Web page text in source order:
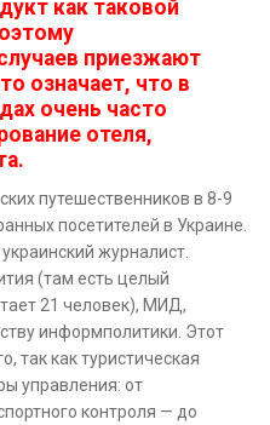
как таковой
приезжают
означает, что в
очень часто
отеля,
путешественников в 8-9
посетителей в Украине.
журналист.
(там есть целый
21 человек), МИД,
информполитики. Этот
так как туристическая
управления: от
контроля — до